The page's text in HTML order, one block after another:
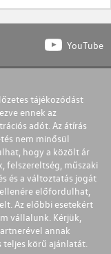
YouTube
tájékozódást
ennek az
adót. Az átírás
nem minősül
hogy a közölt ár
felszereltség, műszaki
és a változtatás jogát
előfordulhat,
Az előbbi esetekért
vállalunk. Kérjük,
annak
teljes körű ajánlatát.